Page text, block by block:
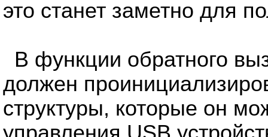
это станет заметно для
В функции обратного
должен
структуры, которые он